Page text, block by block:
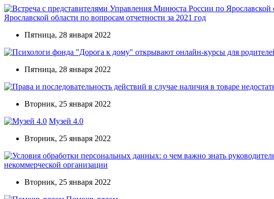
Ярославской области по вопросам отчетности за 2021 год
Пятница, 28 января 2022
Пятница, 28 января 2022
Вторник, 25 января 2022
Музей 4.0
Вторник, 25 января 2022
некоммерческой организации
Вторник, 25 января 2022